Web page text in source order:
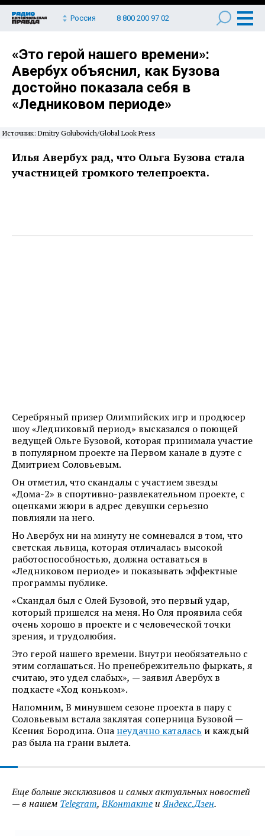
Россия 8 800 200 97 02
«Это герой нашего времени»:
Авербух объяснил, как Бузова
достойно показала себя в
«Ледниковом периоде»
Источник: Dmitry Golubovich/Global Look Press
Илья Авербух рад, что Ольга Бузова стала
участницей громкого телепроекта.
Серебряный призер Олимпийских игр и продюсер
шоу «Ледниковый период» высказался о поющей
ведущей Ольге Бузовой, которая принимала участие
в популярном проекте на Первом канале в дуэте с
Дмитрием Соловьевым.
Он отметил, что скандалы с участием звезды
«Дома-2» в спортивно-развлекательном проекте, с
оценками жюри в адрес девушки серьезно
повлияли на него.
Но Авербух ни на минуту не сомневался в том, что
светская львица, которая отличалась высокой
работоспособностью, должна оставаться в
«Ледниковом периоде» и показывать эффектные
программы публике.
«Скандал был с Олей Бузовой, это первый удар,
который пришелся на меня. Но Оля проявила себя
очень хорошо в проекте и с человеческой точки
зрения, и трудолюбия.
Это герой нашего времени. Внутри необязательно с
этим соглашаться. Но пренебрежительно фыркать, я
считаю, это удел слабых», — заявил Авербух в
подкасте «Ход коньком».
Напомним, В минувшем сезоне проекта в пару с
Соловьевым встала заклятая соперница Бузовой —
Ксения Бородина. Она неудачно каталась и каждый
раз была на грани вылета.
Еще больше эксклюзивов и самых актуальных новостей
— в нашем Telegram,ВКонтактеиЯндекс.Дзен.